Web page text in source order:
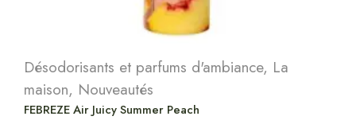
Désodorisants et parfums d'ambiance, La
maison, Nouveautés
FEBREZE Air Juicy Summer Peach